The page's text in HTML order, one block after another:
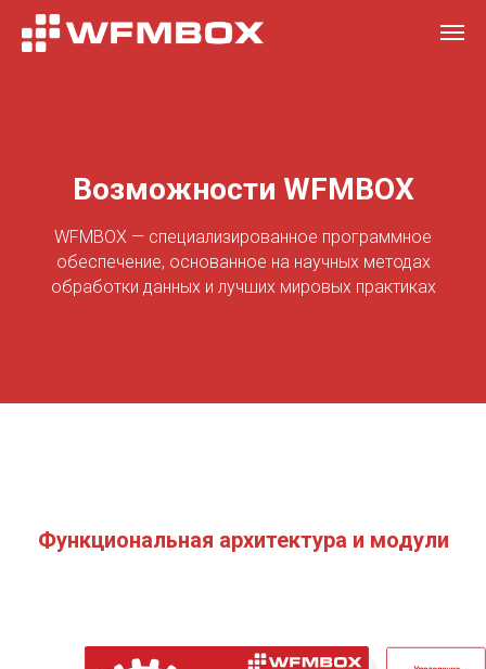
Возможности WFMBOX
WFMBOX — cпециализированное программное
обеспечение, основанное на научных методах
обработки данных и лучших мировых практиках
Функциональная архитектура и модули